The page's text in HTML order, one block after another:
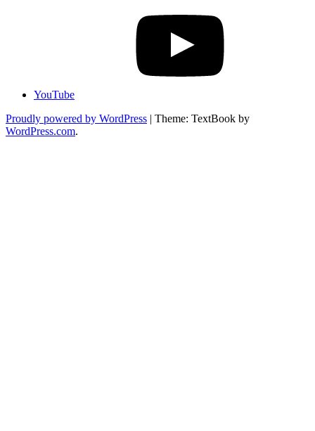
YouTube
Proudly powered by WordPress | Theme: TextBook by
WordPress.com.